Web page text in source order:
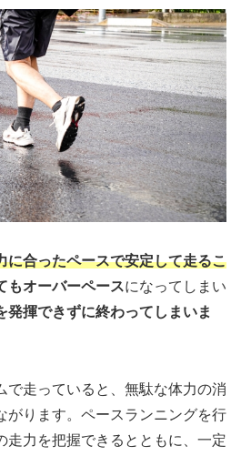
に合ったペースで安定して走るこ
もオーバーペースになってしまい
発揮できずに終わってしまいま
で走っていると、無駄な体力の消
がります。ペースランニングを行
走力を把握できるとともに、一定